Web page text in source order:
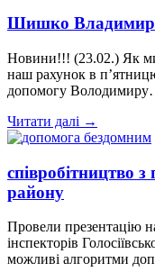
Шишко Владимир
Новини!!! (23.02.) Як
наш рахунок в
допомогу
Читати далі →
співробітництво з
району
Провели презентацію
інспекторів
можливі алгоритми